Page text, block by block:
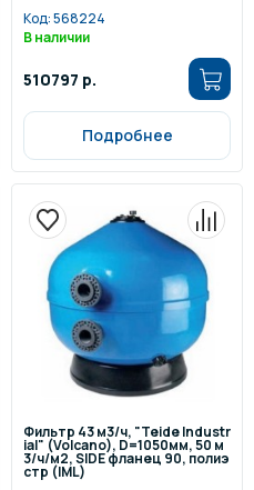
Код:568224
В наличии
510797 р.
Подробнее
Фильтр 43 м3/ч, "Teide Industr
ial" (Volcano), D=1050мм, 50 м
3/ч/м2, SIDE фланец 90, полиэ
стр (IML)